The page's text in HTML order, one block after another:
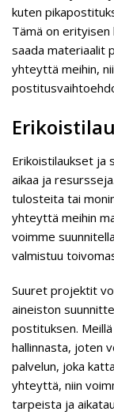
kuten
Tämä on erityisen
saada materiaalit
yhteyttä meihin,
Erikoistilaukset ja
aikaa ja
tulosteita tai
yhteyttä meihin
voimme
valmistuu
Suuret projektit
aineiston
postituksen.
hallinnasta, joten
palvelun, joka
yhteyttä, niin
tarpeista ja